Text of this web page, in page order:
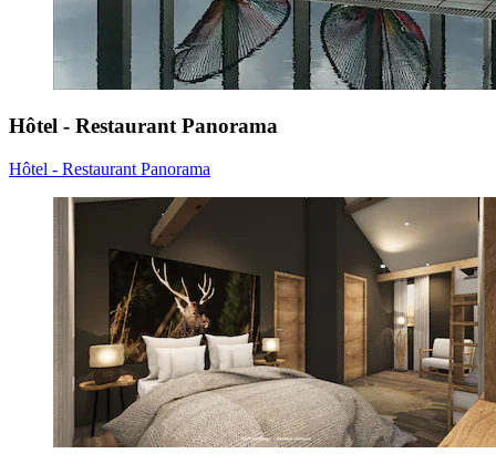
Hôtel - Restaurant Panorama
Hôtel - Restaurant Panorama